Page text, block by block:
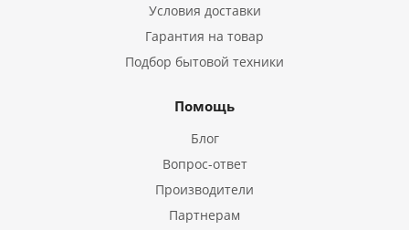
Условия доставки
Гарантия на товар
Подбор бытовой техники
Помощь
Блог
Вопрос-ответ
Производители
Партнерам